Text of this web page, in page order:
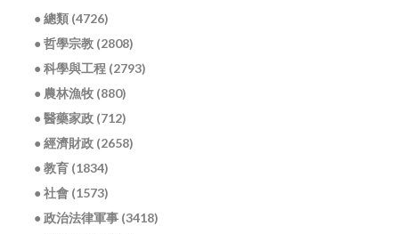
● 總類 (4726)
● 哲學宗教 (2808)
● 科學與工程 (2793)
● 農林漁牧 (880)
● 醫藥家政 (712)
● 經濟財政 (2658)
● 教育 (1834)
● 社會 (1573)
● 政治法律軍事 (3418)